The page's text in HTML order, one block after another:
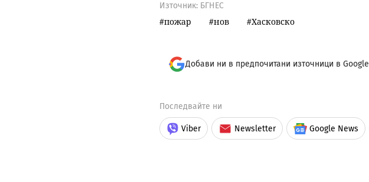
Източник: БГНЕС
пожар нов Хасковско
Добави ни в предпочитани източници в Google
Последвайте ни
Viber Newsletter Google News